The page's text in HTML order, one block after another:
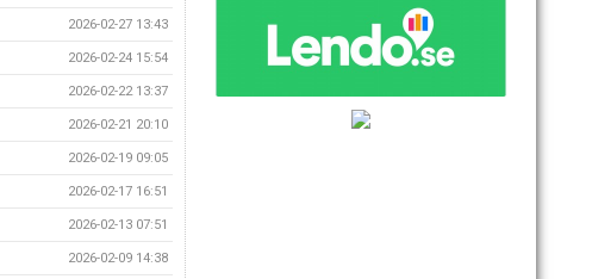
2026-02-27 13:43
2026-02-24 15:54
2026-02-22 13:37
2026-02-21 20:10
2026-02-19 09:05
2026-02-17 16:51
2026-02-13 07:51
2026-02-09 14:38